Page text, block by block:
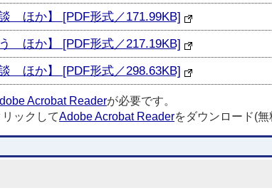
ほか】 [PDF形式／171.99KB]
ほか】 [PDF形式／217.19KB]
ほか】 [PDF形式／298.63KB]
Acrobat Readerが必要です。
ックしてAdobe Acrobat Readerをダウンロード(無